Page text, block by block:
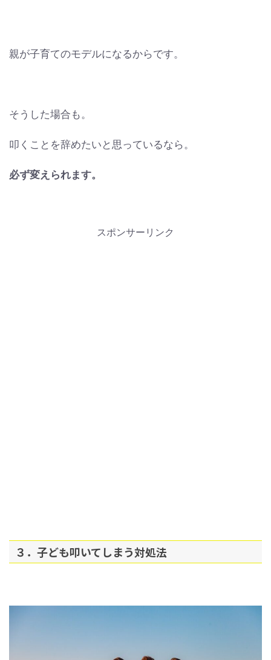
親が子育てのモデルになるからです。
そうした場合も。
叩くことを辞めたいと思っているなら。
必ず変えられます。
スポンサーリンク
３．子ども叩いてしまう対処法